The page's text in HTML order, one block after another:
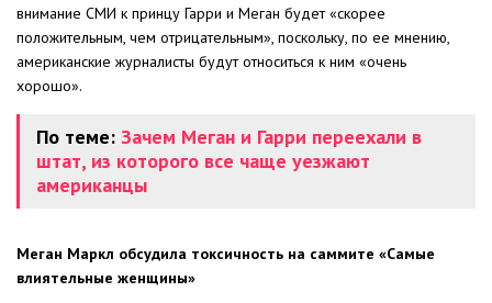
внимание СМИ к принцу Гарри и Меган будет «скорее
положительным, чем отрицательным», поскольку, по ее мнению,
американские журналисты будут относиться к ним «очень
хорошо».
По теме: Зачем Меган и Гарри переехали в
штат, из которого все чаще уезжают
американцы
Меган Маркл обсудила токсичность на саммите «Самые
влиятельные женщины»